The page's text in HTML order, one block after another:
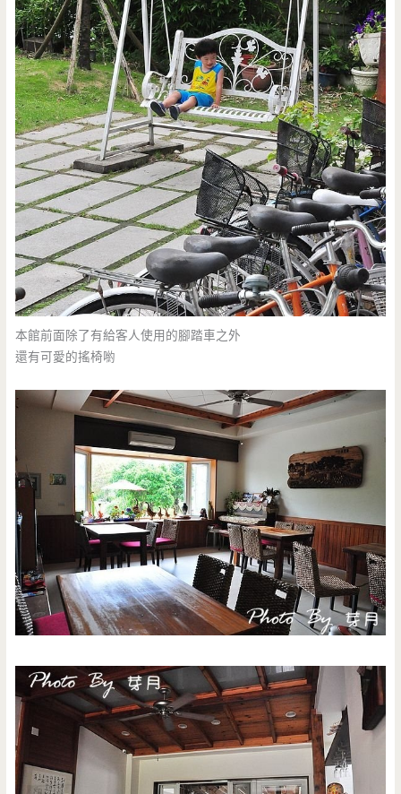
本館前面除了有給客人使用的腳踏車之外
還有可愛的搖椅喲